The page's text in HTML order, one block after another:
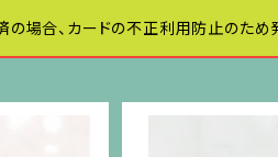
の場合、カードの不正利用防止のた